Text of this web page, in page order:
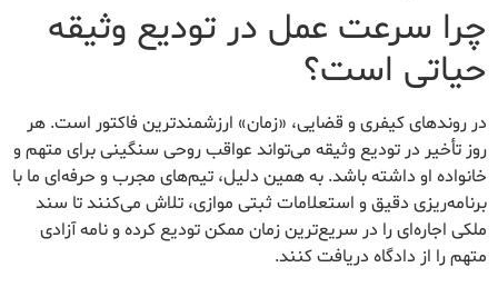
چرا سرعت عمل در تودیع وثیقه
حیاتی است؟
در روندهای کیفری و قضایی، «زمان» ارزشمندترین فاکتور است. هر
روز تأخیر در تودیع وثیقه می‌تواند عواقب روحی سنگینی برای متهم و
خانواده او داشته باشد. به همین دلیل، تیم‌های مجرب و حرفه‌ای ما با
برنامه‌ریزی دقیق و استعلامات ثبتی موازی، تلاش می‌کنند تا سند
ملکی اجاره‌ای را در سریع‌ترین زمان ممکن تودیع کرده و نامه آزادی
متهم را از دادگاه دریافت کنند.